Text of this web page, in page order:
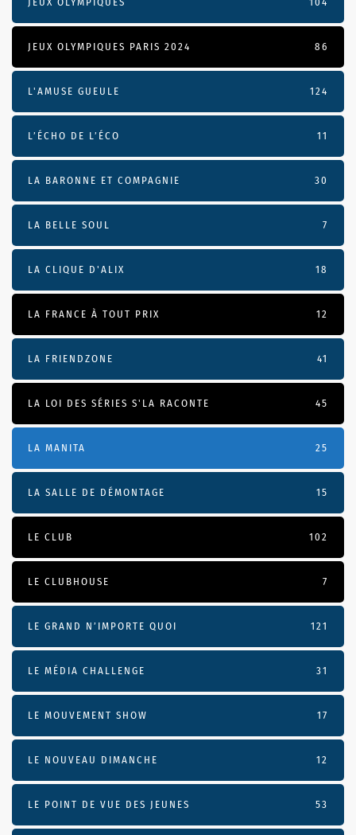
JEUX OLYMPIQUES PARIS 2024 86
L'AMUSE GUEULE 124
L’ÉCHO DE L’ÉCO 11
LA BARONNE ET COMPAGNIE 30
LA BELLE SOUL 7
LA CLIQUE D'ALIX 18
LA FRANCE À TOUT PRIX 12
LA FRIENDZONE 41
LA LOI DES SÉRIES S'LA RACONTE 45
LA MANITA 25
LA SALLE DE DÉMONTAGE 15
LE CLUB 102
LE CLUBHOUSE 7
LE GRAND N’IMPORTE QUOI 121
LE MÉDIA CHALLENGE 31
LE MOUVEMENT SHOW 17
LE NOUVEAU DIMANCHE 12
LE POINT DE VUE DES JEUNES 53